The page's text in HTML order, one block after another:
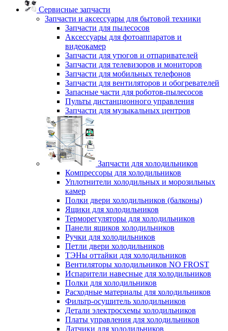
Сервисные запчасти
Запчасти и аксессуары для бытовой техники
Запчасти для пылесосов
Аксессуары для фотоаппаратов и
видеокамер
Запчасти для утюгов и отпаривателей
Запчасти для телевизоров и мониторов
Запчасти для мобильных телефонов
Запчасти для вентиляторов и обогревателей
Запасные части для роботов-пылесосов
Пульты дистанционного управления
Запчасти для музыкальных центров
Запчасти для холодильников
Компрессоры для холодильников
Уплотнители холодильных и морозильных
камер
Полки двери холодильников (балконы)
Ящики для холодильников
Терморегуляторы для холодильников
Панели ящиков холодильников
Ручки для холодильников
Петли двери холодильников
ТЭНы оттайки для холодильников
Вентиляторы холодильников NO FROST
Испарители навесные для холодильников
Полки для холодильников
Расходные материалы для холодильников
Фильтр-осушитель холодильников
Детали электросхемы холодильников
Платы управления для холодильников
Датчики для холодильников